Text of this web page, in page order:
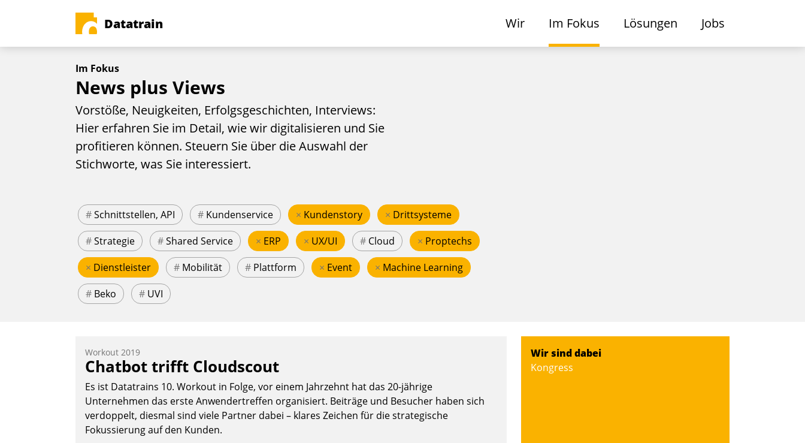
Datatrain Wir Im Fokus Lösungen Jobs
Im Fokus
News plus Views
Vorstöße, Neuigkeiten, Erfolgsgeschichten, Interviews:
Hier erfahren Sie im Detail, wie wir digitalisieren und Sie
profitieren können. Steuern Sie über die Auswahl der
Stichworte, was Sie interessiert.
#Schnittstellen, API # Kundenservice × Kundenstory × Drittsysteme
#Strategie #Shared Service × ERP × UX/UI # Cloud × Proptechs
× Dienstleister # Mobilität # Plattform × Event × Machine Learning
# Beko # UVI
Workout 2019
Chatbot trifft Cloudscout
Es ist Datatrains 10. Workout in Folge, vor einem Jahrzehnt hat das 20-jährige
Unternehmen das erste Anwendertreffen organisiert. Beiträge und Besucher haben sich
verdoppelt, diesmal sind viele Partner dabei – klares Zeichen für die strategische
Fokussierung auf den Kunden.
Wir sind dabei
Kongress